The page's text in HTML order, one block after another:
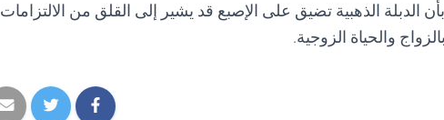
بأن الدبلة الذهبية تضيق على الإصبع قد يشير إلى القلق من الالتزامات
والحياة الزوجية.